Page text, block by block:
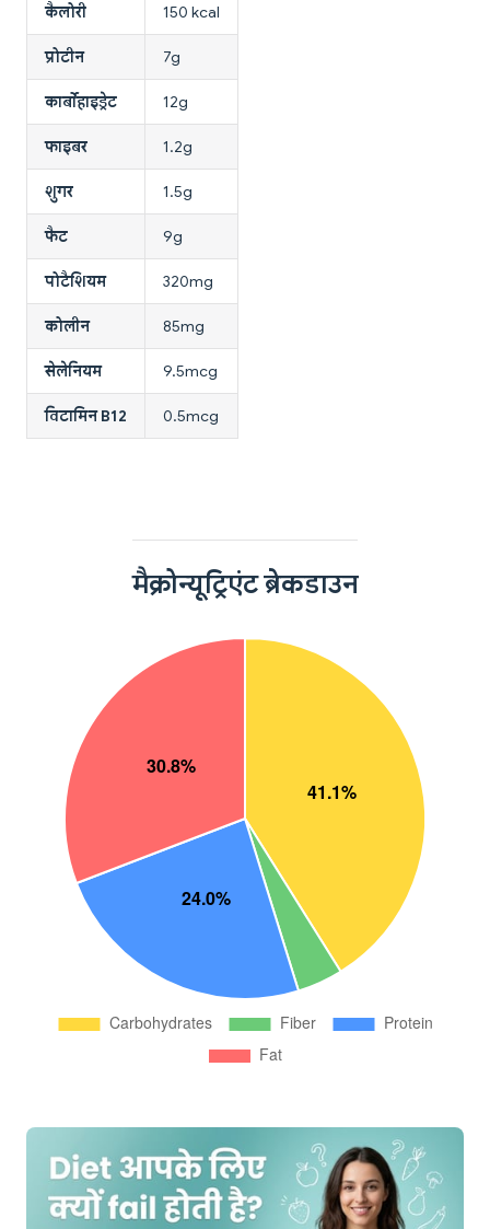
कैलोरी 150 kcal
प्रोटीन 7g
कार्बोहाइड्रेट 12g
फाइबर 1.2g
शुगर 1.5g
फैट 9g
पोटैशियम 320mg
कोलीन 85mg
सेलेनियम 9.5mcg
विटामिन B12 0.5mcg
मैक्रोन्यूट्रिएंट ब्रेकडाउन